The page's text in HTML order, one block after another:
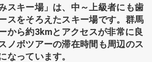
スキー場」は、中～上級者にも歯
スをそろえたスキー場です。群馬
から約3kmとアクセスが非常に良
ノボツアーの滞在時間も周辺のス
なっています。